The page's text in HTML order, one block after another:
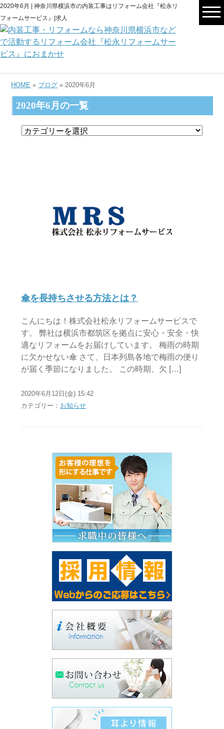
2020年6月 | 神奈川県横浜市の内装工事はリフォーム会社『松永リ
フォームサービス』|求人
HOME » ブログ » 2020年6月
2020年6月の一覧
傘を長持ちさせる方法とは？
こんにちは！株式会社松永リフォームサービスで
す。 弊社は横浜市都筑区を拠点に安心・安全・快
適なリフォームをお届けしています。 梅雨の時期
に欠かせない傘 さて、日本列島各地で梅雨の便り
が届く季節になりました。 この時期、欠 […]
2020年6月12日(金) 15:42
カテゴリー： お知らせ